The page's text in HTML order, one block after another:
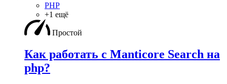
PHP
+1 ещё
Простой
Как работать с Manticore Search на
php?